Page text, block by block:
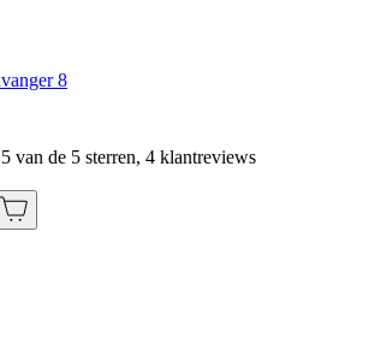
8
van de 5 sterren, 4 klantreviews